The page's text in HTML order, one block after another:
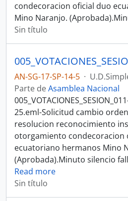
condecoracion oficial duo
Mino Naranjo.
Sin título
AN-SG-17-SP-14-5 ·
Parte deAsamblea Nacional
25.eml-Solicitud cambio
resolucion reconocimiento
otorgamiento condecoracion
ecuatoriano hermanos Mino
(Aprobada).Minuto silencio
Read more
Sin título